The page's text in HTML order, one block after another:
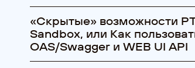
«Cкрытые» возможности
Sandbox, или Как
OAS/Swagger и WEB UI API